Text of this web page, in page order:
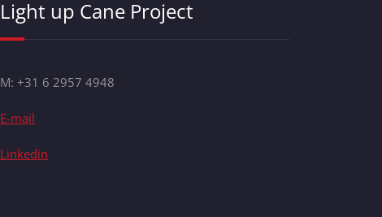
Light up Cane Project
M: +31 6 2957 4948
E-mail
Linkedin